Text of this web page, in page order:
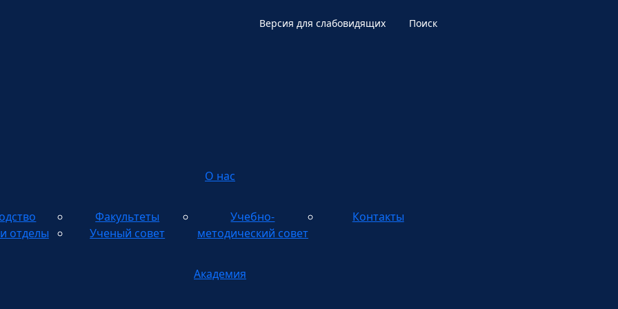
Версия для слабовидящих Поиск
О нас
отделы
Факультеты
Ученый совет
Учебно-
методический совет
Контакты
Академия